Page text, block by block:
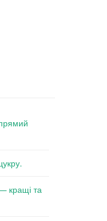
кращі та